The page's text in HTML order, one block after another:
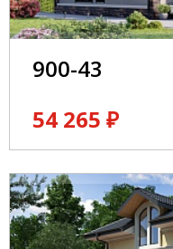
900-43
54 265 ₽